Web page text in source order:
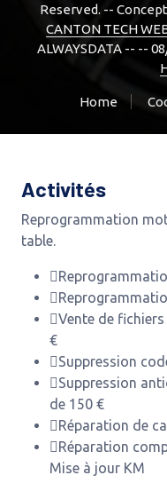
Reserved. --
CANTON TECH
ALWAYSDATA -- --
Home
Activités
Reprogrammation
table.
Vente de
€
Suppression
Suppression
de 150 €
Réparation de
Réparation
Mise à jour KM